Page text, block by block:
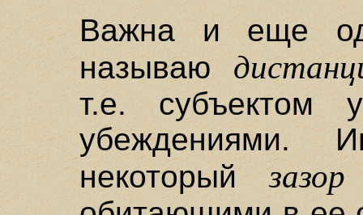
Важна и еще
называю
т.е. субъектом
убеждениями.
некоторыйзазор